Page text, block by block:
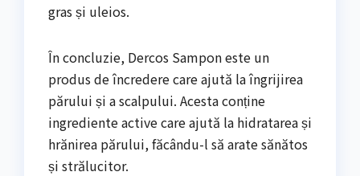
gras și uleios.
În concluzie, Dercos Sampon este un
produs de încredere care ajută la îngrijirea
părului și a scalpului. Acesta conține
ingrediente active care ajută la hidratarea și
hrănirea părului, făcându-l să arate sănătos
și strălucitor.